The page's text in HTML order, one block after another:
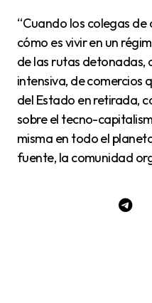
“Cuando los colegas de otros países nos preguntan
cómo es vivir en un
de las rutas detonadas,
intensiva, de comercios
del Estado en retirada,
sobre el tecno-
misma en todo el
fuente, la comunidad